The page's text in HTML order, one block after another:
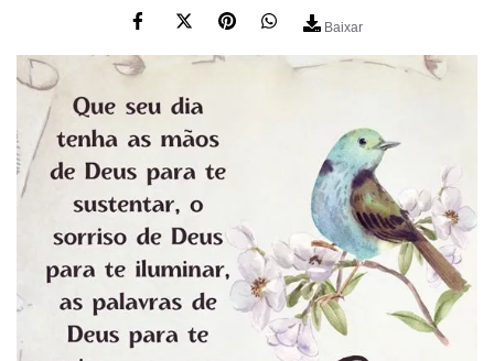
Baixar